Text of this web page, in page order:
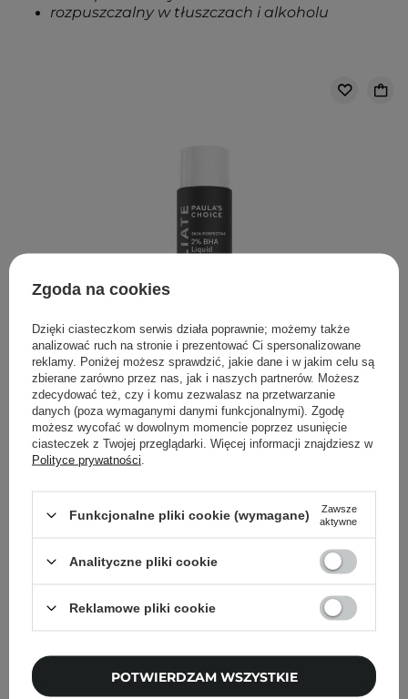
rozpuszczalny w tłuszczach i alkoholu
BESTSELLER WYBÓR KOSMETOLOGA
Paula's Choice - Skin Perfecting - 2% BHA Liquid
Exfoliant - Płyn Złuszczający z 2% Kwasem Salicylowym
- 30ml
59,00 zł
50,20 zł
Powrót do Cosipedii
Pokaż więcej wpisów z Sierpień 2020
Zgoda na cookies
Dzięki ciasteczkom serwis działa poprawnie; możemy także
analizować ruch na stronie i prezentować Ci spersonalizowane
reklamy. Poniżej możesz sprawdzić, jakie dane i w jakim celu są
zbierane zarówno przez nas, jak i naszych partnerów. Możesz
zdecydować też, czy i komu zezwalasz na przetwarzanie
danych (poza wymaganymi danymi funkcjonalnymi). Zgodę
możesz wycofać w dowolnym momencie poprzez usunięcie
ciasteczek z Twojej przeglądarki. Więcej informacji znajdziesz w
Polityce prywatności
Funkcjonalne pliki cookie (wymagane)
Zawsze
aktywne
Analityczne pliki cookie
Reklamowe pliki cookie
POTWIERDZAM WSZYSTKIE